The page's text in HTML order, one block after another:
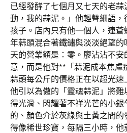
已經發酵了七個月又七天的老
動，我的蒜泥。」他輕聲細語
孩子。店內只有他一個人，連
年蒜頭混合著鐵鏽與淡淡絕望
天的營業額是：零。廖沾沾不安
意，而是他對**「蒜泥成本焦慮
蒜頭每公斤的價格正在以超光速
他引以為傲的「靈魂蒜泥」將
得光滑、閃耀著不祥光芒的小
的、顏色介於灰綠與土黃之間
得像稀世珍寶，每隔三小時，他